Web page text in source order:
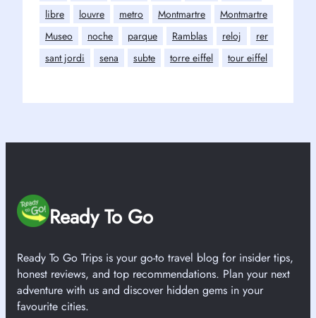
libre
louvre metro Montmartre
Montmartre
Museo
noche parque Ramblas reloj
rer
sant jordi
sena subte torre eiffel tour eiffel
Ready To Go
Ready To Go Trips is your go-to travel blog for insider tips,
honest reviews, and top recommendations. Plan your next
adventure with us and discover hidden gems in your
favourite cities.